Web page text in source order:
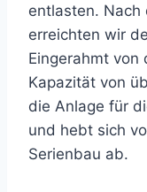
entlasten.
erreichten wir
Eingerahmt von
Kapazität von
die Anlage für
und hebt sich
Serienbau ab.